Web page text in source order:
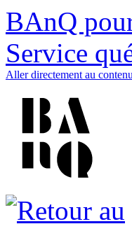
BAnQ
Service
Aller directement au